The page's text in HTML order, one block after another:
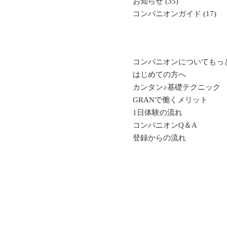
ブ
コンパニオンガイド (17)
コンパニオンについてもっ
はじめての方へ
カンタン♪基礎テクニック
GRANで働くメリット
1日体験の流れ
コンパニオンQ＆A
登録からの流れ